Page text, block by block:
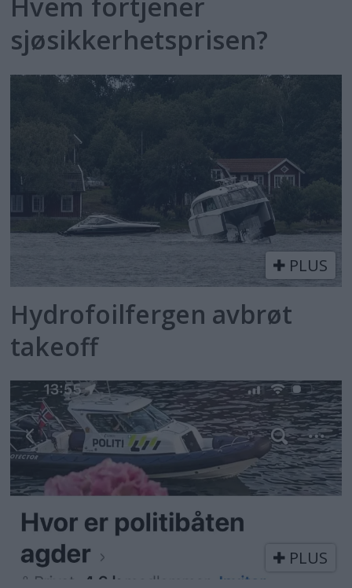
sjøsikkerhetsprisen?
PLUS
Hydrofoilfergen avbrøt
takeoff
PLUS